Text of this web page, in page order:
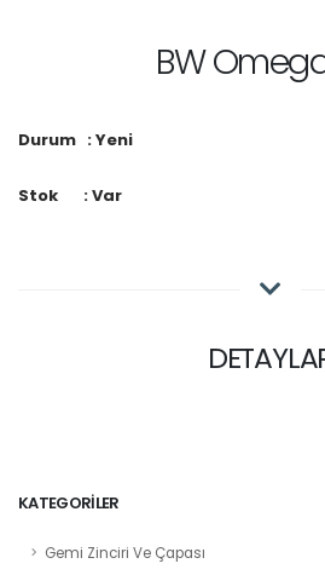
KATEGORILER
Gemi Zinciri Ve Çapası
BW
Durum : Yeni
Stok : Var